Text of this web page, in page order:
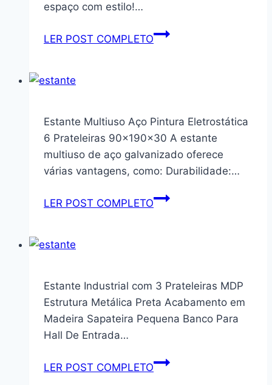
espaço com estilo!…
LER POST COMPLETOOrganizador
3
Prateleiras
Para
Lavanderia
De
Estante Multiuso Aço Pintura Eletrostática
6 Prateleiras 90x190x30 A estante
multiuso de aço galvanizado oferece
várias vantagens, como: Durabilidade:…
LER POST COMPLETOEstante
6
Prateleiras
90x190x30
Estante Industrial com 3 Prateleiras MDP
Estrutura Metálica Preta Acabamento em
Madeira Sapateira Pequena Banco Para
Hall De Entrada…
LER POST COMPLETOEstante